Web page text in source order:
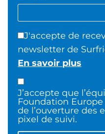
J'accepte de
newsletter de
En savoir plus
J’accepte que
Foundation
de l’ouverture des
pixel de suivi.